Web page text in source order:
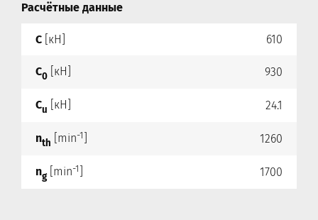
Расчётные данные
C [кН] 610
C0 [кН] 930
Cu [кН] 24.1
nth [min-1 1260
ng[min-1 1700